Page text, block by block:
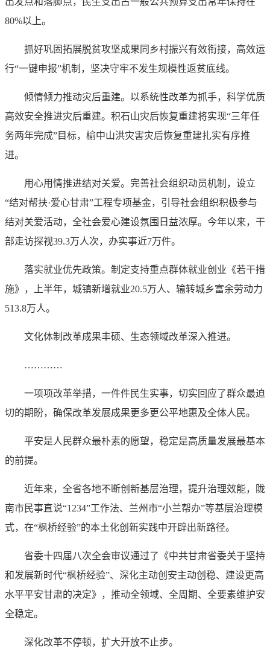
80%以上。
抓好巩固拓展脱贫攻坚成果同乡村振兴有效衔接，高效运
行“一键申报”机制，坚决守牢不发生规模性返贫底线。
倾情倾力推动灾后重建。以系统性改革为抓手，科学优质
高效安全推进灾后重建。积石山灾后恢复重建将实现“三年任
务两年完成”目标，榆中山洪灾害灾后恢复重建扎实有序推
进。
用心用情推进结对关爱。完善社会组织动员机制，设立
“结对帮扶·爱心甘肃”工程专项基金，引导社会组织积极参与
结对关爱活动，全社会爱心建设氛围日益浓厚。今年以来，干
部走访探视39.3万人次，办实事近7万件。
落实就业优先政策。制定支持重点群体就业创业《若干措
施》，上半年，城镇新增就业20.5万人、输转城乡富余劳动力
513.8万人。
文化体制改革成果丰硕、生态领域改革深入推进。
…………
一项项改革举措，一件件民生实事，切实回应了群众最迫
切的期盼，确保改革发展成果更多更公平地惠及全体人民。
平安是人民群众最朴素的愿望，稳定是高质量发展最基本
的前提。
近年来，全省各地不断创新基层治理，提升治理效能，陇
南市民事直说“1234”工作法、兰州市“小兰帮办”等基层治理模
式，在“枫桥经验”的本土化创新实践中开辟出新路径。
省委十四届八次全会审议通过了《中共甘肃省委关于坚持
和发展新时代“枫桥经验”、深化主动创安主动创稳、建设更高
水平平安甘肃的决定》，推动全领域、全周期、全要素维护安
全稳定。
深化改革不停顿，扩大开放不止步。